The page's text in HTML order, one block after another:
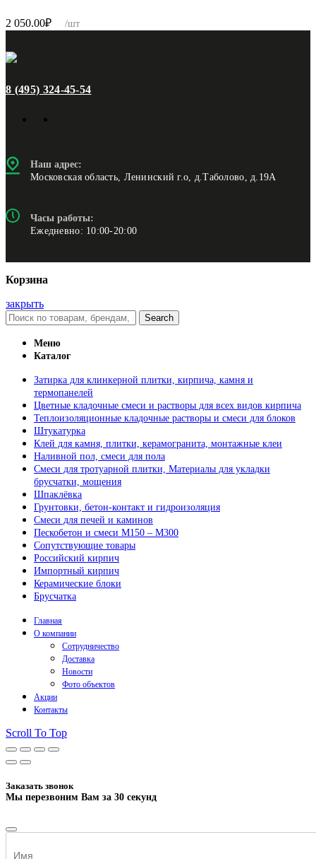
2 050.00₽ /шт
8 (495) 324-45-54
Наш адрес:
Московская область, Ленинский г.о, д.Таболово, д.19А
Часы работы:
Ежедневно: 10:00-20:00
Корзина
закрыть
Search
Меню
Каталог
Затирка для клинкерной плитки, кирпича, камня и
термопанелей
Цветные кладочные смеси и растворы для всех видов кирпича
Теплоизоляционные кладочные растворы и смеси для блоков
Штукатурка
Клей для камня, плитки, керамогранита, монтажные клеи
Наливной пол, смеси для пола
Смеси для тротуарной плитки, Материалы для укладки
брусчатки, мощения
Шпаклёвка
Грунтовки, бетон-контакт и гидроизоляция
Смеси для печей и каминов
Пескобетон и смеси М150 – М300
Сопутствующие товары
Российский кирпич
Импортный кирпич
Керамические блоки
Брусчатка
Главная
О компании
Сотрудничество
Доставка
Новости
Фото объектов
Акции
Контакты
Scroll To Top
Заказать звонок
Мы перезвоним Вам за 30 секунд